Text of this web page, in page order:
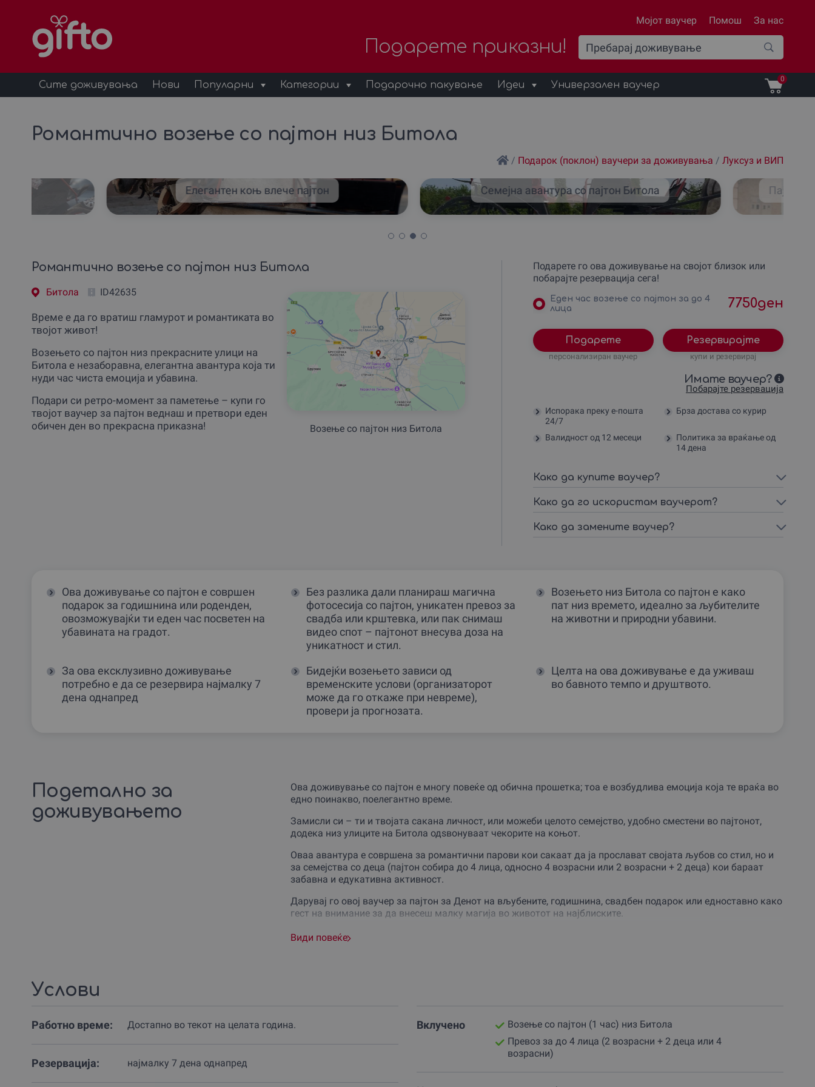
Мојот ваучер Помош За нас
Подарете приказни!
Сите доживувања Нови Популарни Категории Подарочно пакување Идеи Универзален ваучер
0
Романтично возење со пајтон низ Битола
/ Подарок (поклон) ваучери за доживувања / Луксуз и ВИП
Елегантен коњ влече пајтон Семејна авантура со пајтон Битола Пајтон
Романтично возење со пајтон низ Битола
Битола ID42635
Возење со пајтон низ Битола
Време е да го вратиш гламурот и романтиката во
твојот живот!
Возењето со пајтон низ прекрасните улици на
Битола е незаборавна, елегантна авантура која ти
нуди час чиста емоција и убавина.
Подари си ретро-момент за паметење – купи го
твојот ваучер за пајтон веднаш и претвори еден
обичен ден во прекрасна приказна!
Подарете го ова доживување на својот близок или
побарајте резервација сега!
Еден час возење со пајтон за до 4
лица
7750ден
Подарете
персонализиран ваучер
Резервирајте
купи и резервирај
Имате ваучер?
Побарајте резервација
Испорака преку е-пошта
24/7
Брза достава со курир
Валидност од 12 месеци
Политика за враќање од
14 дена
Како да купите ваучер?
Како да го искористам ваучерот?
Како да замените ваучер?
Ова доживување со пајтон е совршен
подарок за годишнина или роденден,
овозможувајќи ти еден час посветен на
убавината на градот.
Без разлика дали планираш магична
фотосесија со пајтон, уникатен превоз за
свадба или крштевка, или пак снимаш
видео спот – пајтонот внесува доза на
уникатност и стил.
Возењето низ Битола со пајтон е како
пат низ времето, идеално за љубителите
на животни и природни убавини.
За ова ексклузивно доживување
потребно е да се резервира најмалку 7
дена однапред
Бидејќи возењето зависи од
временските услови (организаторот
може да го откаже при невреме),
провери ја прогнозата.
Целта на ова доживување е да уживаш
во бавното темпо и друштвото.
Подетално за
доживувањето
Ова доживување со пајтон е многу повеќе од обична прошетка; тоа е возбудлива емоција која те враќа во
едно поинакво, поелегантно време.
Замисли си – ти и твојата сакана личност, или можеби целото семејство, удобно сместени во пајтонот,
додека низ улиците на Битола одѕвонуваат чекорите на коњот.
Оваа авантура е совршена за романтични парови кои сакаат да ја прослават својата љубов со стил, но и
за семејства со деца (пајтон собира до 4 лица, односно 4 возрасни или 2 возрасни + 2 деца) кои бараат
забавна и едукативна активност.
Дарувај го овој ваучер за пајтон за Денот на вљубените, годишнина, свадбен подарок или едноставно како
гест на внимание за да внесеш малку магија во животот на најблиските.
Ова е вистинско романтично доживување кое ќе го паметиш засекогаш!
Достапни се две опции: романтично возење за двајца (со две деца) или возење за група од максимум
Возењето со пајтон е достапно во текот на целата година, што значи дека можеш да ја доживееш
зимската, пролетната, летната или есенската убавина на Битола од ова уникатно превозно средство.
Види повеќе
Услови
Работно време: Достапно во текот на целата година.
Резервација: најмалку 7 дена однапред
Вклучено
Возење со пајтон (1 час) низ Битола
Превоз за до 4 лица (2 возрасни + 2 деца или 4
возрасни)